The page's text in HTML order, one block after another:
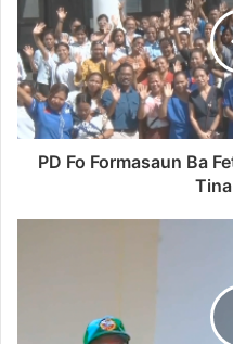
PD Fo Formasaun Ba